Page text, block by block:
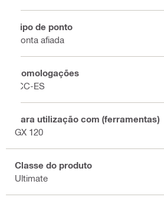
Tipo de ponto
Ponta afiada
Homologações
ICC-ES
Para utilização com (ferramentas)
GX 120
Classe do produto
Ultimate